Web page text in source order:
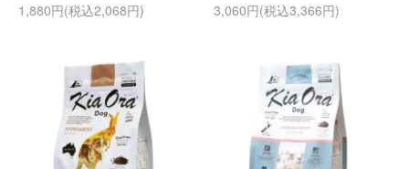
1,880円(税込2,068円) 3,060円(税込3,366円)